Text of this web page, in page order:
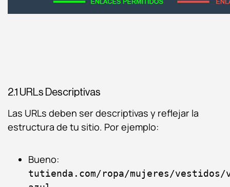
2.1 URLs Descriptivas
Las URLs deben ser descriptivas y reflejar la
estructura de tu sitio. Por ejemplo:
Bueno:
tutienda.com/ropa/mujeres/